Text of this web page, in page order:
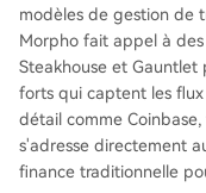
modèles de gestion de
Morpho fait appel à
Steakhouse et
forts qui captent les
détail comme
s'adresse directement
finance traditionnelle